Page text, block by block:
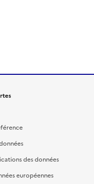
des données
européennes